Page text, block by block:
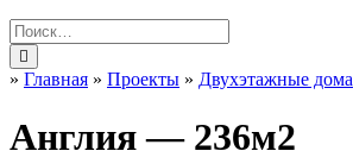
» Главная » Проекты » Двухэтажные дома
Англия — 236м2